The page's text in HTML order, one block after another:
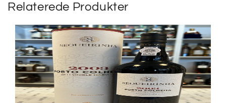
Relaterede Produkter